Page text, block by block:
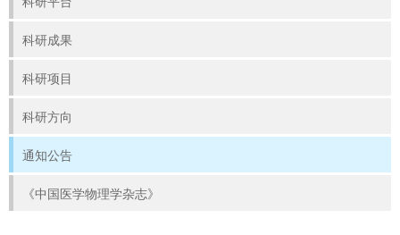
科研成果
科研项目
科研方向
通知公告
《中国医学物理学杂志》